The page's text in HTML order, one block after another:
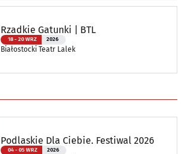
Rzadkie Gatunki | BTL
18 - 20 WRZ 2026
Białostocki Teatr Lalek
Podlaskie Dla Ciebie. Festiwal 2026
04 - 05 WRZ 2026